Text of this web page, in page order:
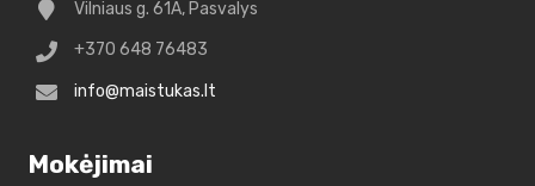
Vilniaus g. 61A, Pasvalys
+370 648 76483
info@maistukas.lt
Mokėjimai